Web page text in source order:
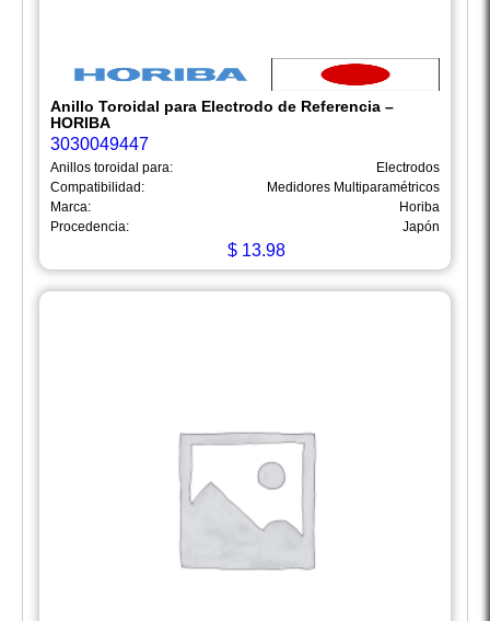
Anillo Toroidal para Electrodo de Referencia –
HORIBA
3030049447
Anillos toroidal para:
Electrodos
Compatibilidad:
Medidores Multiparamétricos
Marca:
Horiba
Procedencia:
Japón
$13.98